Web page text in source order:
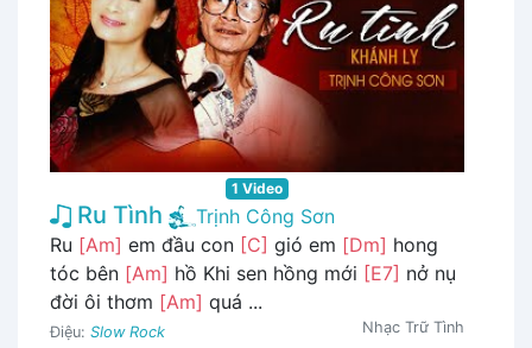
1 Video
Ru Tình
Trịnh Công Sơn
Ru [Am] em đầu con [C] gió em [Dm] hong
tóc bên [Am] hồ Khi sen hồng mới [E7] nở nụ
đời ôi thơm [Am] quá ...
Điệu: Slow Rock Nhạc Trữ Tình